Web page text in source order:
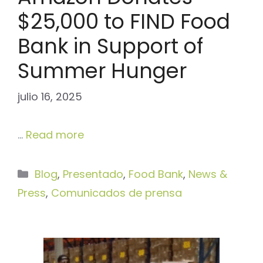
$25,000 to FIND Food
Bank in Support of
Summer Hunger
julio 16, 2025
… Read more
Categorías
Blog, Presentado, Food Bank, News &
Press, Comunicados de prensa